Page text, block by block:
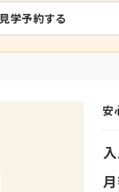
見学予約する
安